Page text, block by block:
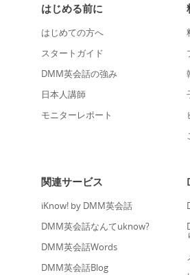
はじめる前に
はじめての方へ
スタートガイド
DMM英会話の強み
日本人講師
モニターレポート
関連サービス
iKnow! by DMM英会話
DMM英会話なんてuknow?
DMM英会話Words
DMM英会話Blog